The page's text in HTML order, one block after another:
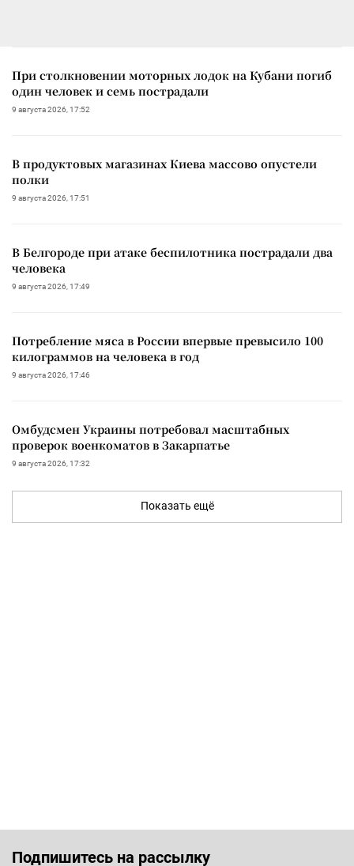
При столкновении моторных лодок на Кубани погиб
один человек и семь пострадали
9 августа 2026, 17:52
В продуктовых магазинах Киева массово опустели
полки
9 августа 2026, 17:51
В Белгороде при атаке беспилотника пострадали два
человека
9 августа 2026, 17:49
Потребление мяса в России впервые превысило 100
килограммов на человека в год
9 августа 2026, 17:46
Омбудсмен Украины потребовал масштабных
проверок военкоматов в Закарпатье
9 августа 2026, 17:32
Показать ещё
Подпишитесь на рассылку